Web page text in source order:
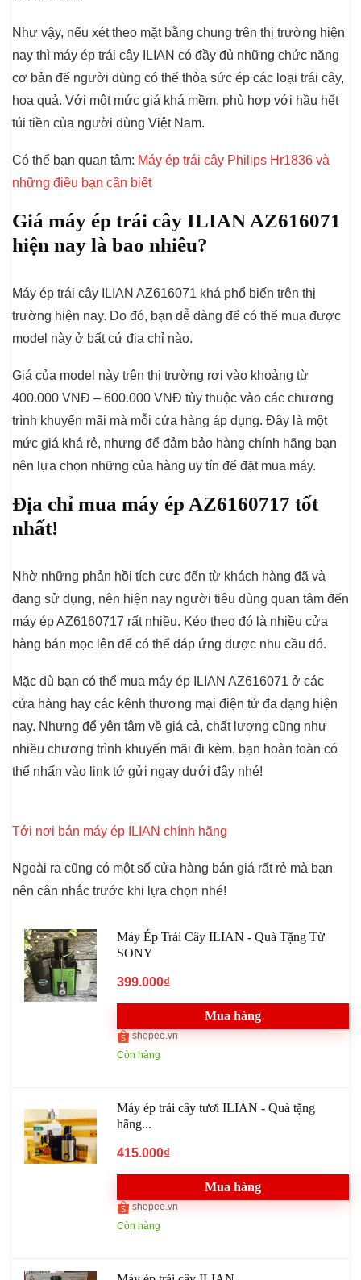
Như vậy, nếu xét theo mặt bằng chung trên thị trường hiện
nay thì máy ép trái cây ILIAN có đầy đủ những chức năng
cơ bản để người dùng có thể thỏa sức ép các loại trái cây,
hoa quả. Với một mức giá khá mềm, phù hợp với hầu hết
túi tiền của người dùng Việt Nam.
Có thể bạn quan tâm: Máy ép trái cây Philips Hr1836 và
những điều bạn cần biết
Giá máy ép trái cây ILIAN AZ616071
hiện nay là bao nhiêu?
Máy ép trái cây ILIAN AZ616071 khá phổ biến trên thị
trường hiện nay. Do đó, bạn dễ dàng để có thể mua được
model này ở bất cứ địa chỉ nào.
Giá của model này trên thị trường rơi vào khoảng từ
400.000 VNĐ – 600.000 VNĐ tùy thuộc vào các chương
trình khuyến mãi mà mỗi cửa hàng áp dụng. Đây là một
mức giá khá rẻ, nhưng để đảm bảo hàng chính hãng bạn
nên lựa chọn những của hàng uy tín để đặt mua máy.
Địa chỉ mua máy ép AZ6160717 tốt
nhất!
Nhờ những phản hồi tích cực đến từ khách hàng đã và
đang sử dụng, nên hiện nay người tiêu dùng quan tâm đến
máy ép AZ6160717 rất nhiều. Kéo theo đó là nhiều cửa
hàng bán mọc lên để có thể đáp ứng được nhu cầu đó.
Mặc dù bạn có thể mua máy ép ILIAN AZ616071 ở các
cửa hàng hay các kênh thương mại điện tử đa dạng hiện
nay. Nhưng để yên tâm về giá cả, chất lượng cũng như
nhiều chương trình khuyến mãi đi kèm, bạn hoàn toàn có
thể nhấn vào link tớ gửi ngay dưới đây nhé!
Tới nơi bán máy ép ILIAN chính hãng
Ngoài ra cũng có một số cửa hàng bán giá rất rẻ mà bạn
nên cân nhắc trước khi lựa chọn nhé!
Máy Ép Trái Cây ILIAN - Quà Tặng Từ
SONY
399.000₫
Mua hàng
shopee.vn
Còn hàng
Máy ép trái cây tươi ILIAN - Quà tặng
hãng...
415.000₫
Mua hàng
shopee.vn
Còn hàng